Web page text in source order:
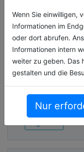
Wenn Sie einwilligen,
Informationen im
oder dort abrufen.
Informationen intern
weiter zu geben. Das
gestalten und die
Nur
NEU:
Ersatz von
Makita
System um
einsetzbare
03.07.2026,